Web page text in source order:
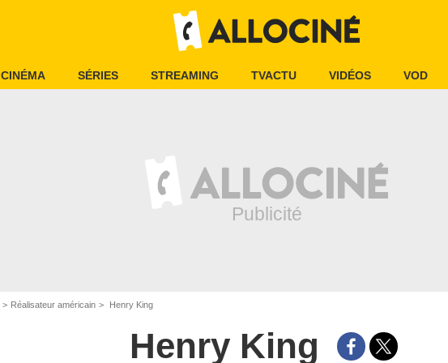
CINÉMA SÉRIES STREAMING TVACTU VIDÉOS VOD
Réalisateur américain Henry King
Henry King